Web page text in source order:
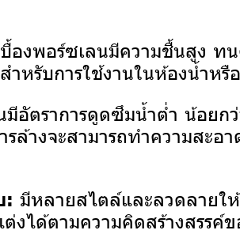
บื้องพอร์ซเลนมีความชื้นสูง ท
หรับการใช้งานในห้องน้ำหรื
มีอัตราการดูดซึมน้ำต่ำ น้อย
ล้างจะสามารถทำความสะอ
: มีหลายสไตล์และลวดลายใ
งได้ตามความคิดสร้างสรรค์